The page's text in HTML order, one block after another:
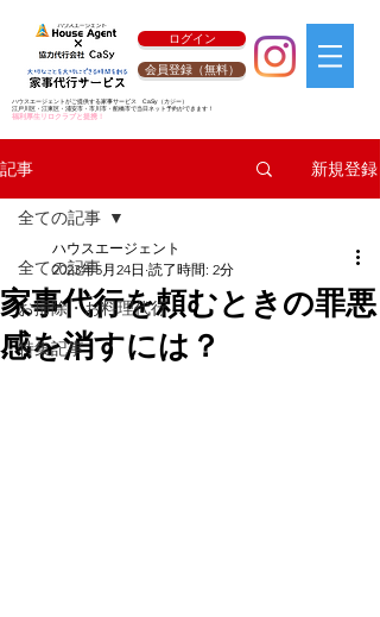
ログイン
会員登録（無料）
ハウスエージェントがご提供する家事サービス CaSy （カジー）
江戸川区・江東区・浦安市・市川市・船橋市で当日ネット予約ができます！
福利厚生リロクラブと提携！
記事 新規登録
全ての記事
お掃除・お料理代行
特集記事
全ての記事
家事代行を頼むときの罪悪
感を消すには？
ハウスエージェント
2023年5月24日 読了時間: 2分